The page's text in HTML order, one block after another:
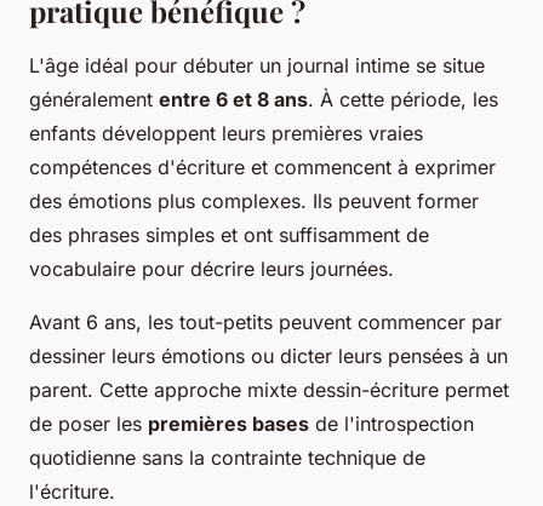
pratique bénéfique ?
L'âge idéal pour débuter un journal intime se situe
généralement entre 6 et 8 ans. À cette période, les
enfants développent leurs premières vraies
compétences d'écriture et commencent à exprimer
des émotions plus complexes. Ils peuvent former
des phrases simples et ont suffisamment de
vocabulaire pour décrire leurs journées.
Avant 6 ans, les tout-petits peuvent commencer par
dessiner leurs émotions ou dicter leurs pensées à un
parent. Cette approche mixte dessin-écriture permet
de poser les premières bases de l'introspection
quotidienne sans la contrainte technique de
l'écriture.